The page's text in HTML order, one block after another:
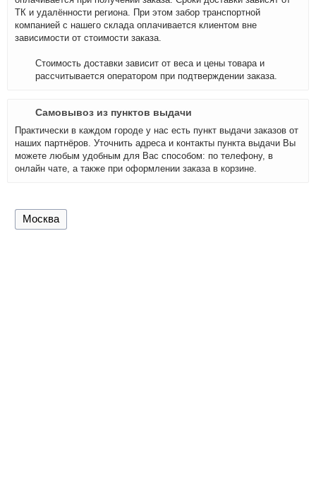
ТК и удалённости региона. При этом забор транспортной
компанией с нашего склада оплачивается клиентом вне
зависимости от стоимости заказа.
Стоимость доставки зависит от веса и цены товара и
рассчитывается оператором при подтверждении заказа.
Самовывоз из пунктов выдачи
Практически в каждом городе у нас есть пункт выдачи заказов от
наших партнёров. Уточнить адреса и контакты пункта выдачи Вы
можете любым удобным для Вас способом: по телефону, в
онлайн чате, а также при оформлении заказа в корзине.
Москва